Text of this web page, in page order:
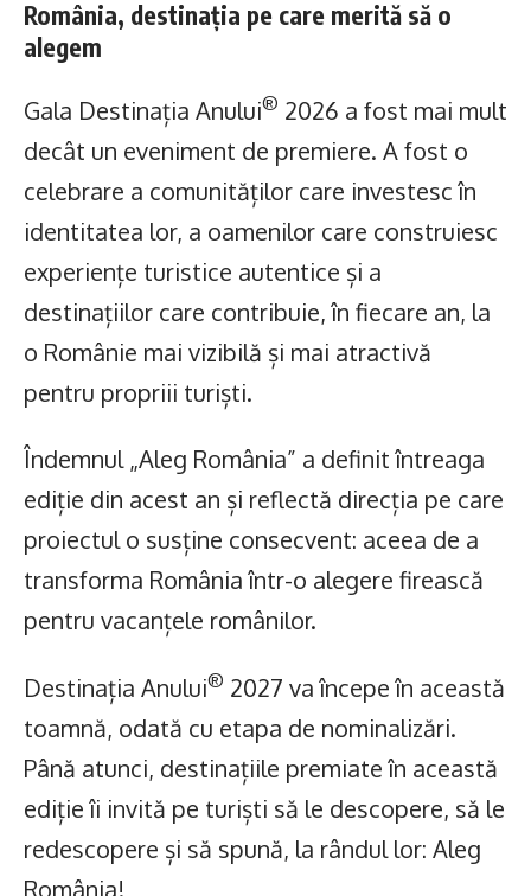
România, destinația pe care merită să o
alegem
Gala Destinația Anului® 2026 a fost mai mult
decât un eveniment de premiere. A fost o
celebrare a comunităților care investesc în
identitatea lor, a oamenilor care construiesc
experiențe turistice autentice și a
destinațiilor care contribuie, în fiecare an, la
o Românie mai vizibilă și mai atractivă
pentru propriii turiști.
Îndemnul „Aleg România” a definit întreaga
ediție din acest an și reflectă direcția pe care
proiectul o susține consecvent: aceea de a
transforma România într-o alegere firească
pentru vacanțele românilor.
Destinația Anului® 2027 va începe în această
toamnă, odată cu etapa de nominalizări.
Până atunci, destinațiile premiate în această
ediție îi invită pe turiști să le descopere, să le
redescopere și să spună, la rândul lor: Aleg
România!